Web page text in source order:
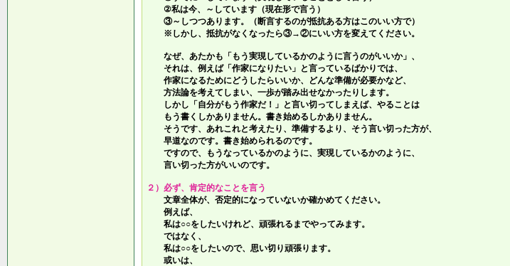
②私は今、～しています（現在形で言う）
③～しつつあります。（断言するのが抵抗ある方はこのいい方で）
※しかし、抵抗がなくなったら③→②にいい方を変えてください。
なぜ、あたかも「もう実現しているかのように言うのがいいか」、
それは、例えば「作家になりたい」と言っているばかりでは、
作家になるためにどうしたらいいか、どんな準備が必要かなど、
方法論を考えてしまい、一歩が踏み出せなかったりします。
しかし「自分がもう作家だ！」と言い切ってしまえば、やることは
もう書くしかありません。書き始めるしかありません。
そうです、あれこれと考えたり、準備するより、そう言い切った方が、
早道なのです。書き始められるのです。
ですので、もうなっているかのように、実現しているかのように、
言い切った方がいいのです。
２）必ず、肯定的なことを言う
文章全体が、否定的になっていないか確かめてください。
例えば、
私は○○をしたいけれど、頑張れるまでやってみます。
ではなく、
私は○○をしたいので、思い切り頑張ります。
或いは、